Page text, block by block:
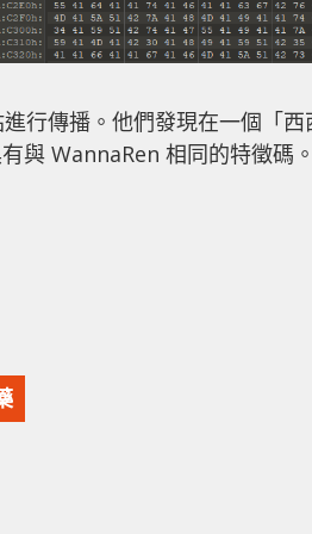
行傳播。他們發現在一個「
與 WannaRen 相同的特徵碼